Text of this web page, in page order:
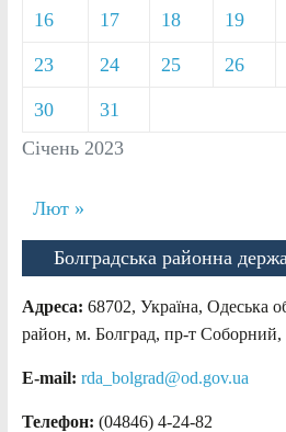
Січень 2023
16 17 18 19
23 24 25 26
30 31
Лют »
Болградська районна
Адреса: 68702, Україна, Одеська
район, м. Болград, пр-т Соборний,
E-mail: rda_bolgrad@od.gov.ua
Телефон: (04846) 4-24-82